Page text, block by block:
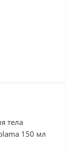
тела
150 мл